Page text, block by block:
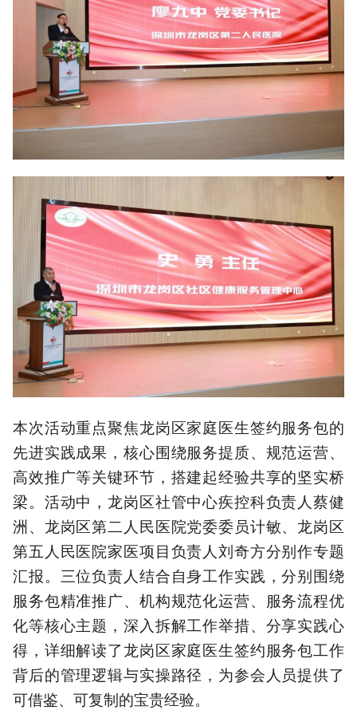
本次活动重点聚焦龙岗区家庭医生签约服务包的
先进实践成果，核心围绕服务提质、规范运营、
高效推广等关键环节，搭建起经验共享的坚实桥
梁。活动中，龙岗区社管中心疾控科负责人蔡健
洲、龙岗区第二人民医院党委委员计敏、龙岗区
第五人民医院家医项目负责人刘奇方分别作专题
汇报。三位负责人结合自身工作实践，分别围绕
服务包精准推广、机构规范化运营、服务流程优
化等核心主题，深入拆解工作举措、分享实践心
得，详细解读了龙岗区家庭医生签约服务包工作
背后的管理逻辑与实操路径，为参会人员提供了
可借鉴、可复制的宝贵经验。